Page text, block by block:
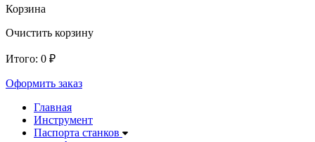
Корзина
Очистить корзину
Итого: 0 ₽
Оформить заказ
Главная
Инструмент
Паспорта станков